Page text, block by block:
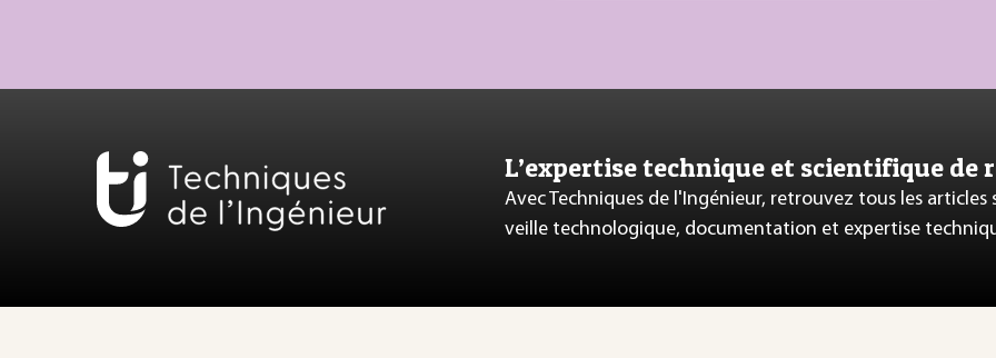
L’expertise technique et scientifique de
Avec Techniques de l'Ingénieur, retrouvez tous les
veille technologique, documentation et expertise